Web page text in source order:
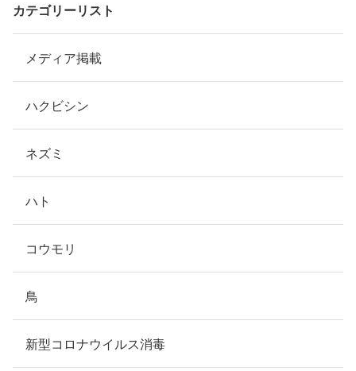
カテゴリーリスト
メディア掲載
ハクビシン
ネズミ
ハト
コウモリ
鳥
新型コロナウイルス消毒